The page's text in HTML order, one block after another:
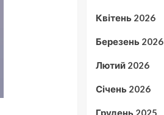
Квітень 2026
Березень 2026
Лютий 2026
Січень 2026
Грудень 2025